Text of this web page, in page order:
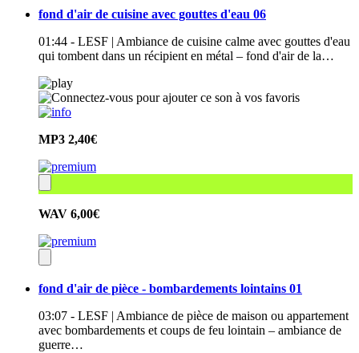
fond d'air de cuisine avec gouttes d'eau 06
01:44 - LESF | Ambiance de cuisine calme avec gouttes d'eau
qui tombent dans un récipient en métal – fond d'air de la…
MP3 2,40€
WAV 6,00€
fond d'air de pièce - bombardements lointains 01
03:07 - LESF | Ambiance de pièce de maison ou appartement
avec bombardements et coups de feu lointain – ambiance de
guerre…